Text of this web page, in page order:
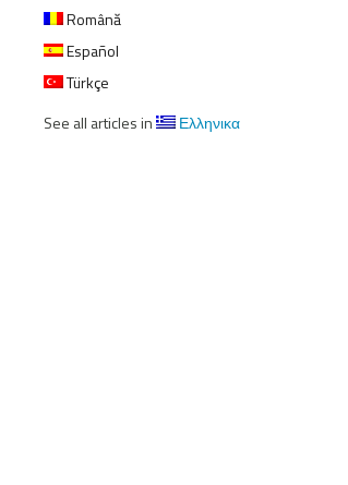
Română
Español
Türkçe
See all articles in
Ελληνικα